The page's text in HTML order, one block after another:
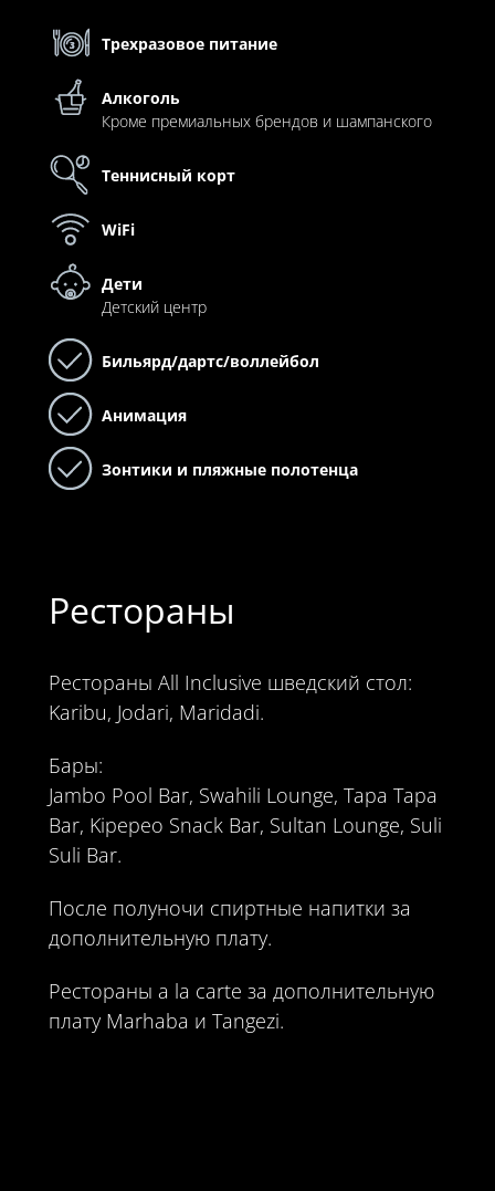
Трехразовое питание
Алкоголь
Кроме премиальных брендов и шампанского
Теннисный корт
WiFi
Дети
Детский центр
Бильярд/дартс/воллейбол
Анимация
Зонтики и пляжные полотенца
Рестораны
Рестораны All Inclusive шведский стол:
Karibu, Jodari, Maridadi.
Бары:
Jambo Pool Bar, Swahili Lounge, Tapa Tapa
Bar, Kipepeo Snack Bar, Sultan Lounge, Suli
Suli Bar.
После полуночи спиртные напитки за
дополнительную плату.
Рестораны a la carte за дополнительную
плату Marhaba и Tangezi.